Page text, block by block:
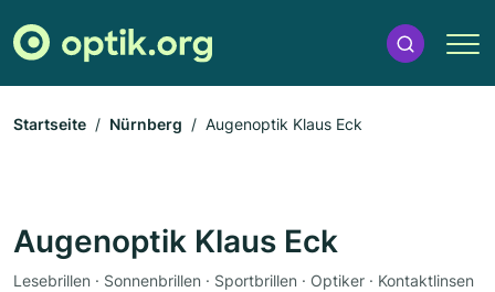
Startseite Nürnberg Augenoptik Klaus Eck
Augenoptik Klaus Eck
Lesebrillen · Sonnenbrillen · Sportbrillen · Optiker · Kontaktlinsen